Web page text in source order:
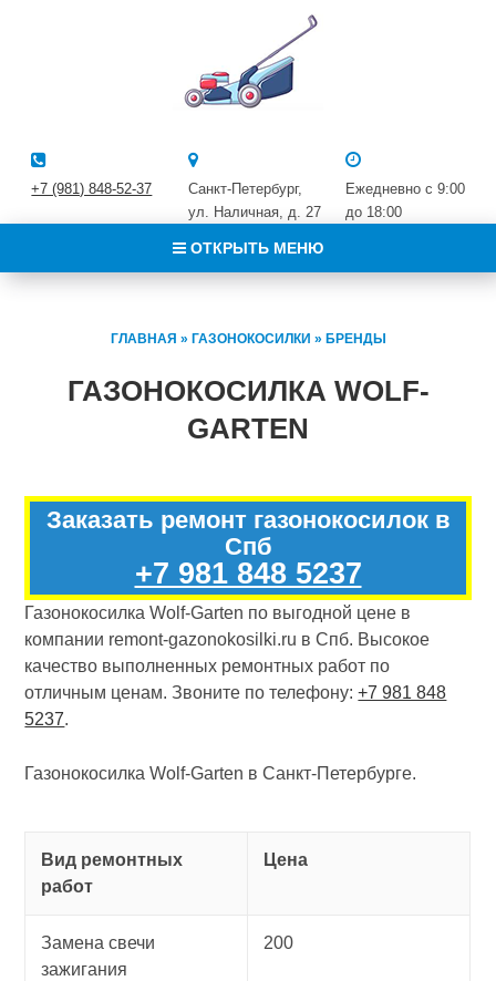
Ежедневно с 9:00
до 18:00
Санкт-Петербург,
ул. Наличная, д. 27
+7 (981) 848-52-37
ОТКРЫТЬ МЕНЮ
ГЛАВНАЯ » ГАЗОНОКОСИЛКИ » БРЕНДЫ
ГАЗОНОКОСИЛКА WOLF-
GARTEN
Заказать ремонт газонокосилок в
Спб
+7 981 848 5237
Газонокосилка Wolf-Garten по выгодной цене в
компании remont-gazonokosilki.ru в Спб. Высокое
качество выполненных ремонтных работ по
отличным ценам. Звоните по телефону:+7 981 848
5237.
Газонокосилка Wolf-Garten в Санкт-Петербурге.
Вид ремонтных
работ
Цена
Замена свечи
зажигания
200